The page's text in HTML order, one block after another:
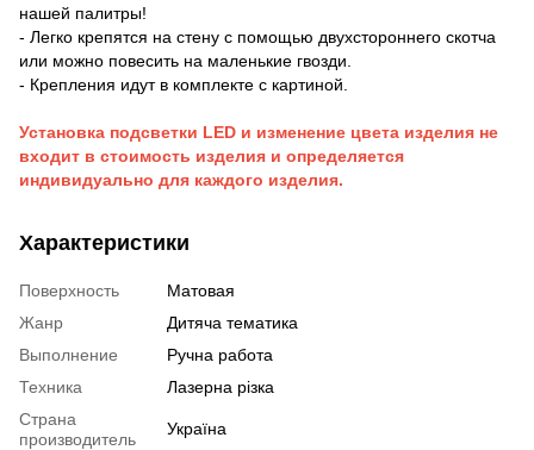
нашей палитры!
- Легко крепятся на стену с помощью двухстороннего скотча
или можно повесить на маленькие гвозди.
- Крепления идут в комплекте с картиной.
Установка подсветки LED и изменение цвета изделия не
входит в стоимость изделия и определяется
индивидуально для каждого изделия.
Характеристики
Поверхность
Матовая
Жанр
Дитяча тематика
Выполнение
Ручна работа
Техника
Лазерна різка
Страна
производитель
Україна